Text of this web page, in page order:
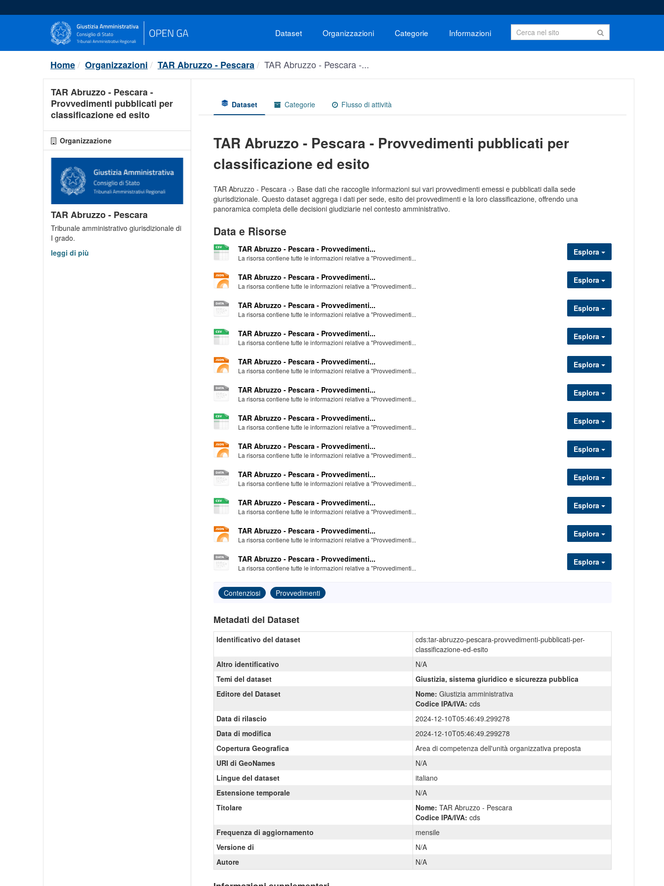
al
Dataset Organizzazioni Categorie Informazioni
Home Organizzazioni TAR Abruzzo - Pescara TAR Abruzzo - Pescara -...
TAR Abruzzo - Pescara -
Provvedimenti pubblicati per
classificazione ed esito
Organizzazione
TAR Abruzzo - Pescara
Tribunale amministrativo giurisdizionale di
I grado.
leggi di più
Dataset Categorie Flusso di attività
TAR Abruzzo - Pescara - Provvedimenti pubblicati per
classificazione ed esito
TAR Abruzzo - Pescara -> Base dati che raccoglie informazioni sui vari provvedimenti emessi e pubblicati dalla sede
giurisdizionale. Questo dataset aggrega i dati per sede, esito dei provvedimenti e la loro classificazione, offrendo una
panoramica completa delle decisioni giudiziarie nel contesto amministrativo.
Data e Risorse
TAR Abruzzo - Pescara - Provvedimenti...
La risorsa contiene tutte le informazioni relative a "Provvedimenti...
Esplora
TAR Abruzzo - Pescara - Provvedimenti...
La risorsa contiene tutte le informazioni relative a "Provvedimenti...
Esplora
TAR Abruzzo - Pescara - Provvedimenti...
La risorsa contiene tutte le informazioni relative a "Provvedimenti...
Esplora
TAR Abruzzo - Pescara - Provvedimenti...
La risorsa contiene tutte le informazioni relative a "Provvedimenti...
Esplora
TAR Abruzzo - Pescara - Provvedimenti...
La risorsa contiene tutte le informazioni relative a "Provvedimenti...
Esplora
TAR Abruzzo - Pescara - Provvedimenti...
La risorsa contiene tutte le informazioni relative a "Provvedimenti...
Esplora
TAR Abruzzo - Pescara - Provvedimenti...
La risorsa contiene tutte le informazioni relative a "Provvedimenti...
Esplora
TAR Abruzzo - Pescara - Provvedimenti...
La risorsa contiene tutte le informazioni relative a "Provvedimenti...
Esplora
TAR Abruzzo - Pescara - Provvedimenti...
La risorsa contiene tutte le informazioni relative a "Provvedimenti...
Esplora
TAR Abruzzo - Pescara - Provvedimenti...
La risorsa contiene tutte le informazioni relative a "Provvedimenti...
Esplora
TAR Abruzzo - Pescara - Provvedimenti...
La risorsa contiene tutte le informazioni relative a "Provvedimenti...
Esplora
TAR Abruzzo - Pescara - Provvedimenti...
La risorsa contiene tutte le informazioni relative a "Provvedimenti...
Esplora
Contenziosi Provvedimenti
Metadati del Dataset
Identificativo del dataset
cds:tar-abruzzo-pescara-provvedimenti-pubblicati-per-
classificazione-ed-esito
Altro identificativo
N/A
Temi del dataset
Giustizia, sistema giuridico e sicurezza pubblica
Editore del Dataset
Nome: Giustizia amministrativa
Codice IPA/IVA: cds
Data di rilascio
2024-12-10T05:46:49.299278
Data di modifica
2024-12-10T05:46:49.299278
Copertura Geografica
Area di competenza dell'unità organizzativa preposta
URI di GeoNames
N/A
Lingue del dataset
italiano
Estensione temporale
N/A
Titolare
Nome: TAR Abruzzo - Pescara
Codice IPA/IVA: cds
Frequenza di aggiornamento
mensile
Versione di
N/A
Autore
N/A